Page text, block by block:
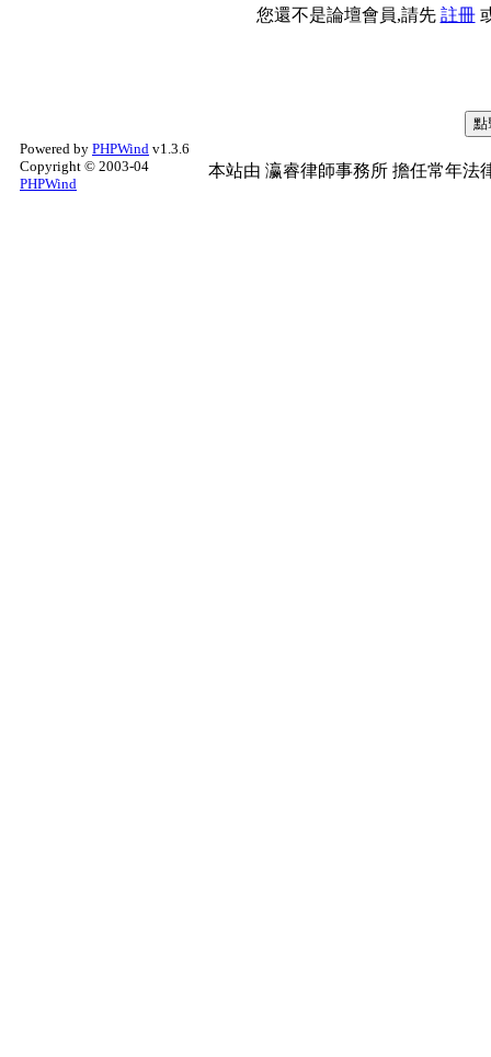
您還不是論壇會員,請先 註冊
Powered by PHPWind v1.3.6
Copyright © 2003-04
PHPWind
本站由 瀛睿律師事務所 擔任常年法